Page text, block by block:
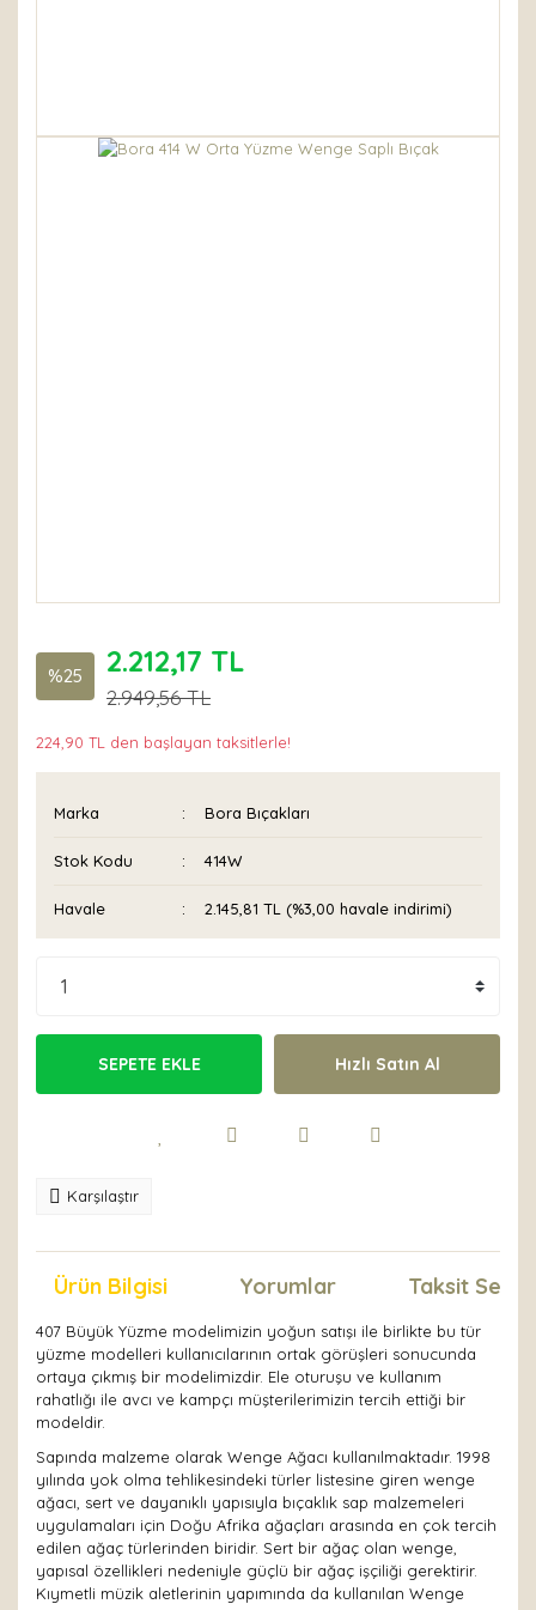
%25 2.212,17 TL
2.949,56 TL
224,90 TL den başlayan taksitlerle!
Marka Bora Bıçakları
Stok Kodu 414W
Havale 2.145,81 TL (%3,00 havale indirimi)
SEPETE EKLE Hızlı Satın Al
Karşılaştır
Ürün Bilgisi Yorumlar Taksit
407 Büyük Yüzme modelimizin yoğun satışı ile birlikte bu tür
yüzme modelleri kullanıcılarının ortak görüşleri sonucunda
ortaya çıkmış bir modelimizdir. Ele oturuşu ve kullanım
rahatlığı ile avcı ve kampçı müşterilerimizin tercih ettiği bir
modeldir.
Sapında malzeme olarak Wenge Ağacı kullanılmaktadır. 1998
yılında yok olma tehlikesindeki türler listesine giren wenge
ağacı, sert ve dayanıklı yapısıyla bıçaklık sap malzemeleri
uygulamaları için Doğu Afrika ağaçları arasında en çok tercih
edilen ağaç türlerinden biridir. Sert bir ağaç olan wenge,
yapısal özellikleri nedeniyle güçlü bir ağaç işçiliği gerektirir.
Kıymetli müzik aletlerinin yapımında da kullanılan Wenge